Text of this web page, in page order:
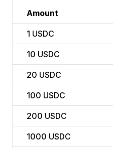
Amount
1 USDC
10 USDC
20 USDC
100 USDC
200 USDC
1000 USDC